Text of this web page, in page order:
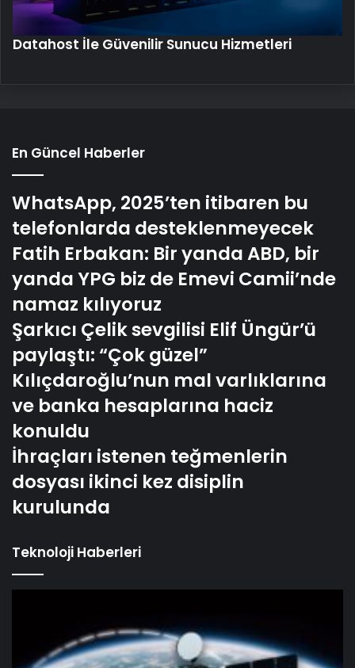
Datahost İle Güvenilir Sunucu Hizmetleri
En Güncel Haberler
WhatsApp, 2025’ten itibaren bu
telefonlarda desteklenmeyecek
Fatih Erbakan: Bir yanda ABD, bir
yanda YPG biz de Emevi Camii’nde
namaz kılıyoruz
Şarkıcı Çelik sevgilisi Elif Üngür’ü
paylaştı: “Çok güzel”
Kılıçdaroğlu’nun mal varlıklarına
ve banka hesaplarına haciz
konuldu
İhraçları istenen teğmenlerin
dosyası ikinci kez disiplin
kurulunda
Teknoloji Haberleri